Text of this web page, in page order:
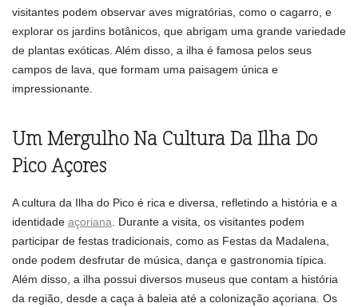
visitantes podem observar aves migratórias, como o cagarro, e
explorar os jardins botânicos, que abrigam uma grande variedade
de plantas exóticas. Além disso, a ilha é famosa pelos seus
campos de lava, que formam uma paisagem única e
impressionante.
Um Mergulho Na Cultura Da Ilha Do
Pico Açores
A cultura da Ilha do Pico é rica e diversa, refletindo a história e a
identidade açoriana . Durante a visita, os visitantes podem
participar de festas tradicionais, como as Festas da Madalena,
onde podem desfrutar de música, dança e gastronomia típica.
Além disso, a ilha possui diversos museus que contam a história
da região, desde a caça à baleia até a colonização açoriana. Os